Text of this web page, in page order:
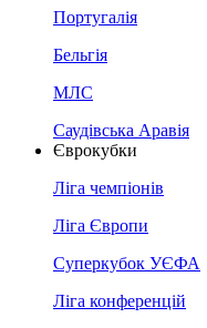
Португалія
Бельгія
МЛС
Саудівська Аравія
Єврокубки
Ліга чемпіонів
Ліга Європи
Суперкубок УЄФА
Ліга конференцій